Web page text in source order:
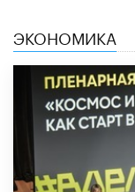
ЭКОНОМИКА